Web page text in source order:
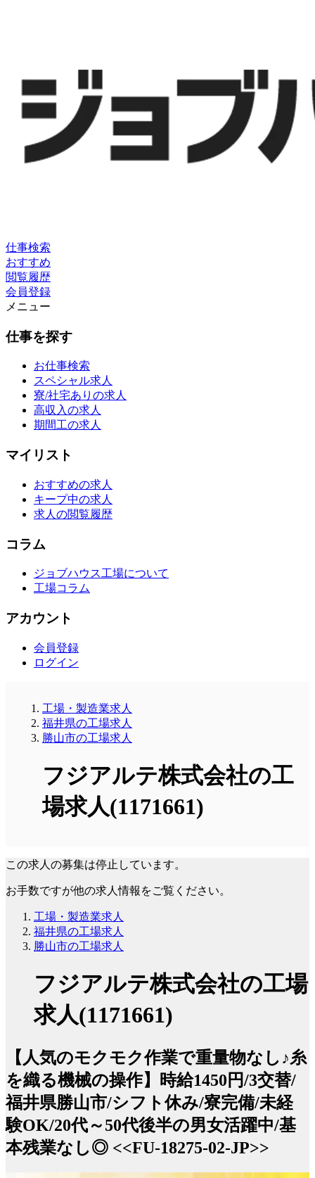
仕事検索
おすすめ
閲覧履歴
会員登録
メニュー
仕事を探す
お仕事検索
スペシャル求人
寮/社宅ありの求人
高収入の求人
期間工の求人
マイリスト
おすすめの求人
キープ中の求人
求人の閲覧履歴
コラム
ジョブハウス工場について
工場コラム
アカウント
会員登録
ログイン
工場・製造業求人
福井県の工場求人
勝山市の工場求人
フジアルテ株式会社の工
場求人(1171661)
この求人の募集は停止しています。
お手数ですが他の求人情報をご覧ください。
工場・製造業求人
福井県の工場求人
勝山市の工場求人
フジアルテ株式会社の工場
求人(1171661)
【人気のモクモク作業で重量物なし♪糸
を織る機械の操作】時給1450円/3交替/
福井県勝山市/シフト休み/寮完備/未経
験OK/20代～50代後半の男女活躍中/基
本残業なし◎ <<FU-18275-02-JP>>